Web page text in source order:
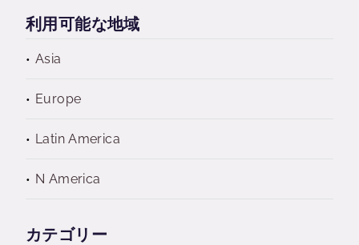
利用可能な地域
Asia
Europe
Latin America
N America
カテゴリー